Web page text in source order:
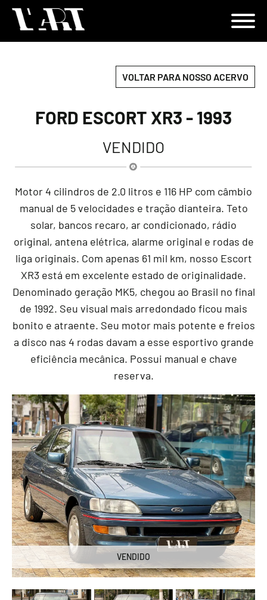
VOLTAR PARA NOSSO ACERVO
FORD ESCORT XR3 - 1993
VENDIDO
Motor 4 cilindros de 2.0 litros e 116 HP com câmbio
manual de 5 velocidades e tração dianteira. Teto
solar, bancos recaro, ar condicionado, rádio
original, antena elétrica, alarme original e rodas de
liga originais. Com apenas 61 mil km, nosso Escort
XR3 está em excelente estado de originalidade.
Denominado geração MK5, chegou ao Brasil no final
de 1992. Seu visual mais arredondado ficou mais
bonito e atraente. Seu motor mais potente e freios
a disco nas 4 rodas davam a esse esportivo grande
eficiência mecânica. Possui manual e chave
reserva.
VENDIDO